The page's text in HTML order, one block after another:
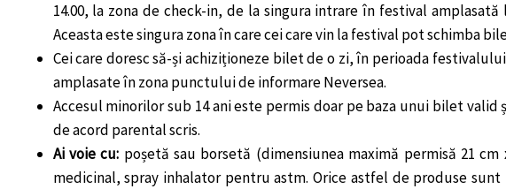
14.00, la zona de check-in, de la singura intrare în festival
Aceasta este singura zona în care cei care vin la festival pot schimba
Cei care doresc să-și achiziționeze bilet de o zi, în perioada
amplasate în zona punctului de informare Neversea.
Accesul minorilor sub 14 ani este permis doar pe baza unui bilet
de acord parental scris.
Ai voie cu: poșetă sau borsetă (dimensiunea maximă permisă 21
medicinal, spray inhalator pentru astm. Orice astfel de produse